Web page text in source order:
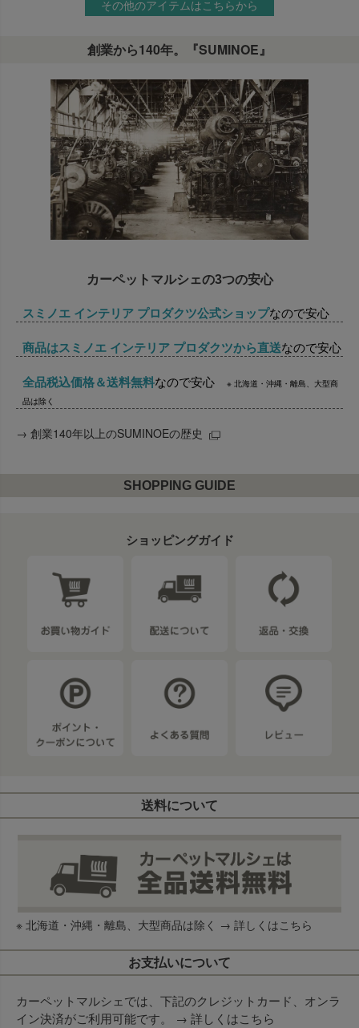
その他のアイテムはこちらから
創業から140年。『SUMINOE』
カーペットマルシェの3つの安心
スミノエ インテリア プロダクツ公式ショップなので安心
商品はスミノエ インテリア プロダクツから直送なので安心
全品税込価格＆送料無料なので安心
※ 北海道・沖縄・離島、大型商
品は除く
→ 創業140年以上のSUMINOEの歴史
SHOPPING GUIDE
ショッピングガイド
送料について
※ 北海道・沖縄・離島、大型商品は除く → 詳しくはこちら
お支払いについて
カーペットマルシェでは、下記のクレジットカード、オンラ
イン決済がご利用可能です。 → 詳しくはこちら